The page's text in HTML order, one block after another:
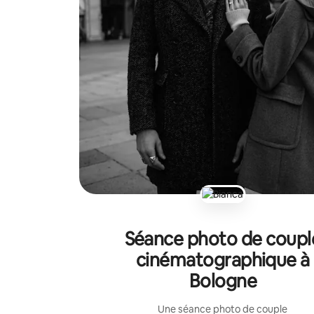
Séance photo de
cinématographique à
Bologne
Une séance photo de couple